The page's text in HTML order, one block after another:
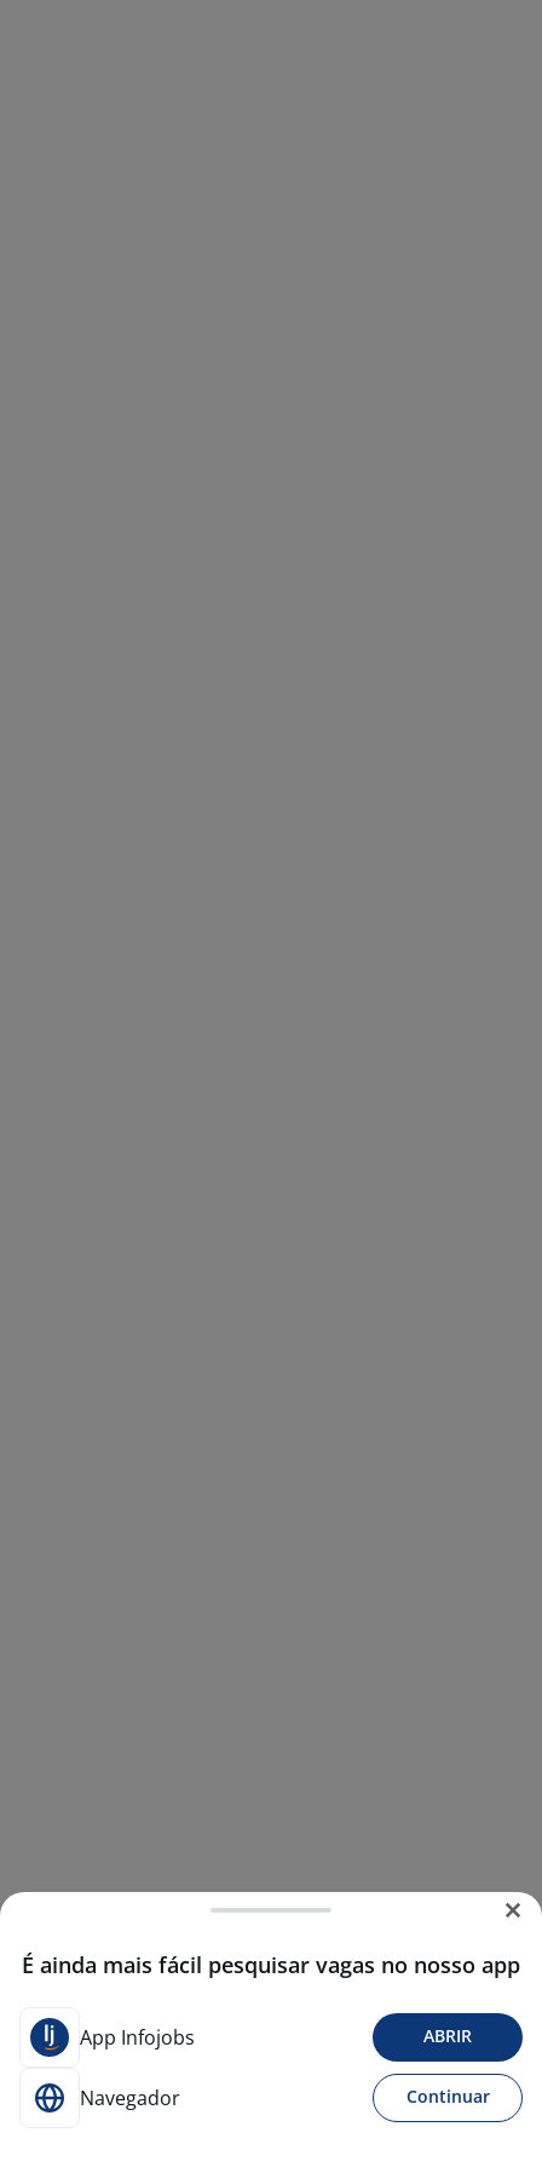
É ainda mais fácil pesquisar vagas no nosso app
App Infojobs ABRIR
Navegador Continuar